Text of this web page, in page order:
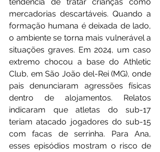
mercadorias descartáveis. Quando a
formação humana é deixada de lado,
o ambiente se torna mais vulnerável a
situações graves. Em 2024, um caso
extremo chocou a base do Athletic
Club, em São João del-Rei (MG), onde
pais denunciaram agressões físicas
dentro de alojamentos. Relatos
indicaram que atletas do sub-17
teriam atacado jogadores do sub-15
com facas de serrinha. Para Ana,
esses episódios mostram o risco de